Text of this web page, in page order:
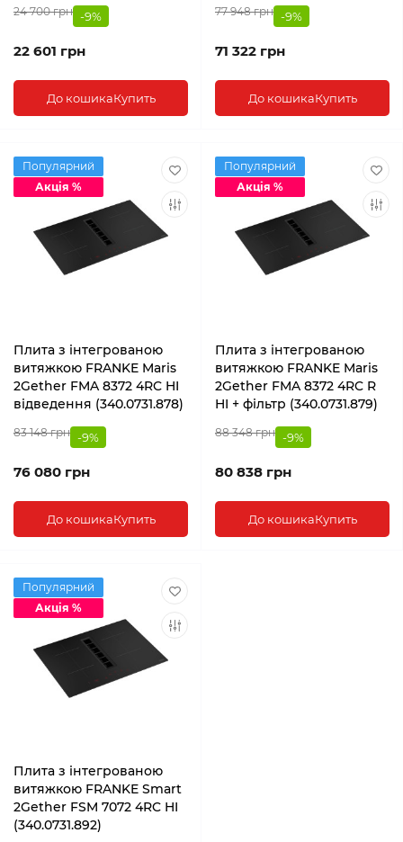
24 700 грн -9%
22 601 грн
До кошикаКупить
77 948 грн -9%
71 322 грн
До кошикаКупить
Популярний
Акція %
Плита з інтегрованою
витяжкою FRANKE Maris
2Gether FMA 8372 4RC HI
відведення (340.0731.878)
83 148 грн -9%
76 080 грн
До кошикаКупить
Популярний
Акція %
Плита з інтегрованою
витяжкою FRANKE Maris
2Gether FMA 8372 4RC R
HI + фільтр (340.0731.879)
88 348 грн -9%
80 838 грн
До кошикаКупить
Популярний
Акція %
Плита з інтегрованою
витяжкою FRANKE Smart
2Gether FSM 7072 4RC HI
(340.0731.892)